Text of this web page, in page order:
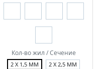
Кол-во жил / Сечение
2 Х 1,5 ММ
2 Х 2,5 ММ